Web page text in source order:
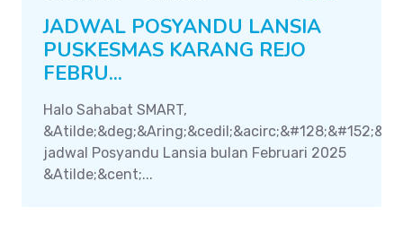
JADWAL POSYANDU LANSIA
PUSKESMAS KARANG REJO
FEBRU...
Halo Sahabat SMART,
jadwal Posyandu Lansia bulan Februari 2025
&Atilde;&cent;...